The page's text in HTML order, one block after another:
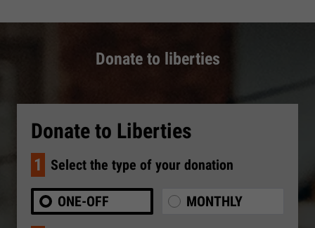
Donate to liberties
Donate to Liberties
1 Select the type of your donation
ONE-OFF MONTHLY